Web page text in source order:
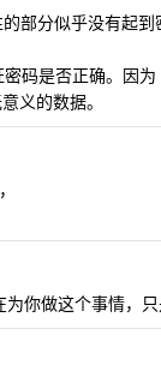
部分似乎没有起
码是否正确。因
义的数据。
你做这个事情，只